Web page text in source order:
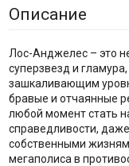
Описание
Лос-Анджелес – это
суперзвезд и
зашкаливающим
бравые и отчаянные
любой момент стать
справедливости,
собственными
мегаполиса в